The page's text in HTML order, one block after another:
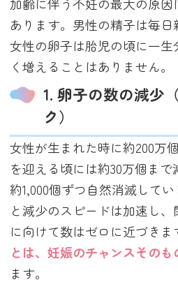
あります。男性の精子は毎日
女性の卵子は胎児の頃に一
く増えることはありません。
1. 卵子の数の減少
ク）
女性が生まれた時に約200万
を迎える頃には約30万個ま
約1,000個ずつ自然消滅して
と減少のスピードは加速し、
に向けて数はゼロに近づきま
とは、妊娠のチャンスそのも
ます。